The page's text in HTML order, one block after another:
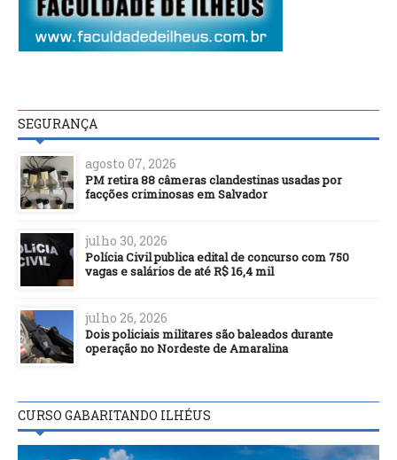
SEGURANÇA
agosto 07, 2026
PM retira 88 câmeras clandestinas usadas por
facções criminosas em Salvador
julho 30, 2026
Polícia Civil publica edital de concurso com 750
vagas e salários de até R$ 16,4 mil
julho 26, 2026
Dois policiais militares são baleados durante
operação no Nordeste de Amaralina
CURSO GABARITANDO ILHÉUS